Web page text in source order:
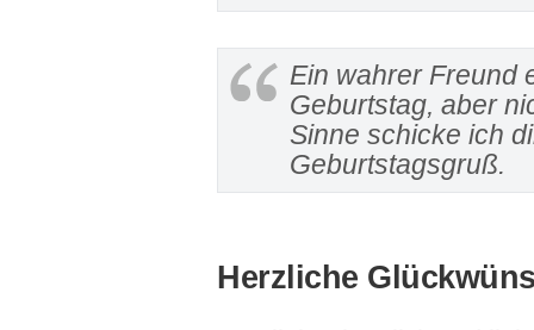
Ein wahrer Freund
Geburtstag, aber
Sinne schicke ich
Geburtstagsgruß.
Herzliche